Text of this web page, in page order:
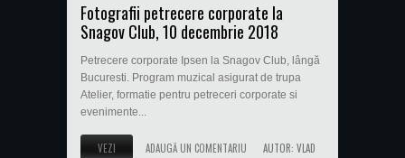
Fotografii petrecere corporate la
Snagov Club, 10 decembrie 2018
Petrecere corporate Ipsen la Snagov Club, lângă
Bucuresti. Program muzical asigurat de trupa
Atelier, formatie pentru petreceri corporate si
evenimente...
VEZI ADAUGĂ UN COMENTARIU AUTOR: VLAD